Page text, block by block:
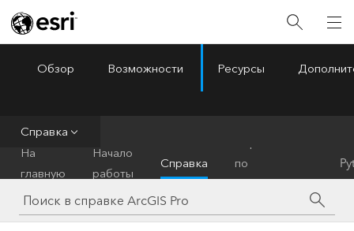
ArcGIS Pro
Обзор Возможности Ресурсы
Справка
На
главную
Начало
работы
Справка
по
инструментам